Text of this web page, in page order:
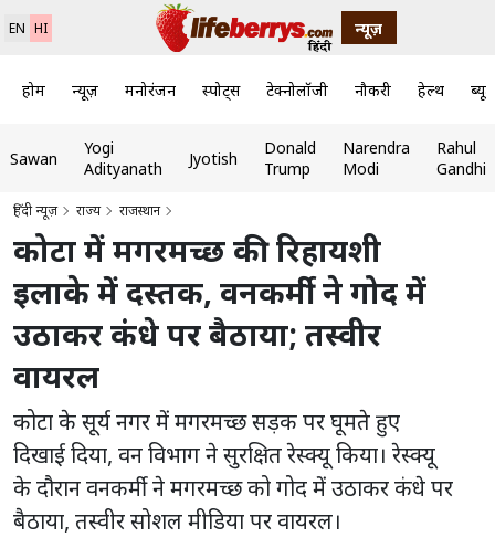
EN HI न्यूज़
होम न्यूज़ मनोरंजन स्पोर्ट्स टेक्नोलॉजी नौकरी हेल्थ
Sawan
Yogi
Adityanath
Jyotish
Donald
Trump
Narendra
Modi
Rahul
Gandhi
हिंदी न्यूज़ राज्य राजस्थान
कोटा में मगरमच्छ की रिहायशी
इलाके में दस्तक, वनकर्मी ने गोद में
उठाकर कंधे पर बैठाया; तस्वीर
वायरल
कोटा के सूर्य नगर में मगरमच्छ सड़क पर घूमते हुए
दिखाई दिया, वन विभाग ने सुरक्षित रेस्क्यू किया। रेस्क्यू
के दौरान वनकर्मी ने मगरमच्छ को गोद में उठाकर कंधे पर
बैठाया, तस्वीर सोशल मीडिया पर वायरल।